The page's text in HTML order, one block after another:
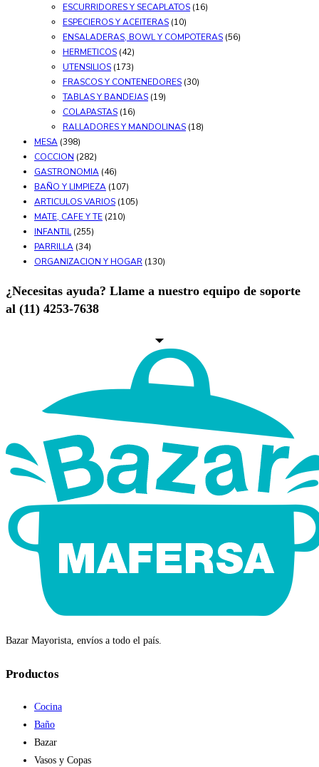
ESCURRIDORES Y SECAPLATOS (16)
ESPECIEROS Y ACEITERAS (10)
ENSALADERAS, BOWL Y COMPOTERAS (56)
HERMETICOS (42)
UTENSILIOS (173)
FRASCOS Y CONTENEDORES (30)
TABLAS Y BANDEJAS (19)
COLAPASTAS (16)
RALLADORES Y MANDOLINAS (18)
MESA (398)
COCCION (282)
GASTRONOMIA (46)
BAÑO Y LIMPIEZA (107)
ARTICULOS VARIOS (105)
MATE, CAFE Y TE (210)
INFANTIL (255)
PARRILLA (34)
ORGANIZACION Y HOGAR (130)
¿Necesitas ayuda? Llame a nuestro equipo de soporte
al (11) 4253-7638
Bazar Mayorista, envíos a todo el país.
Productos
Cocina
Baño
Bazar
Vasos y Copas